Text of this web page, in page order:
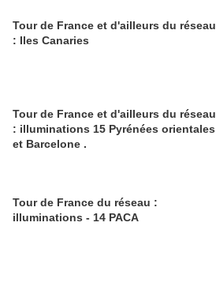
Tour de France et d'ailleurs du réseau
: Iles Canaries
Tour de France et d'ailleurs du réseau
: illuminations 15 Pyrénées orientales
et Barcelone .
Tour de France du réseau :
illuminations - 14 PACA